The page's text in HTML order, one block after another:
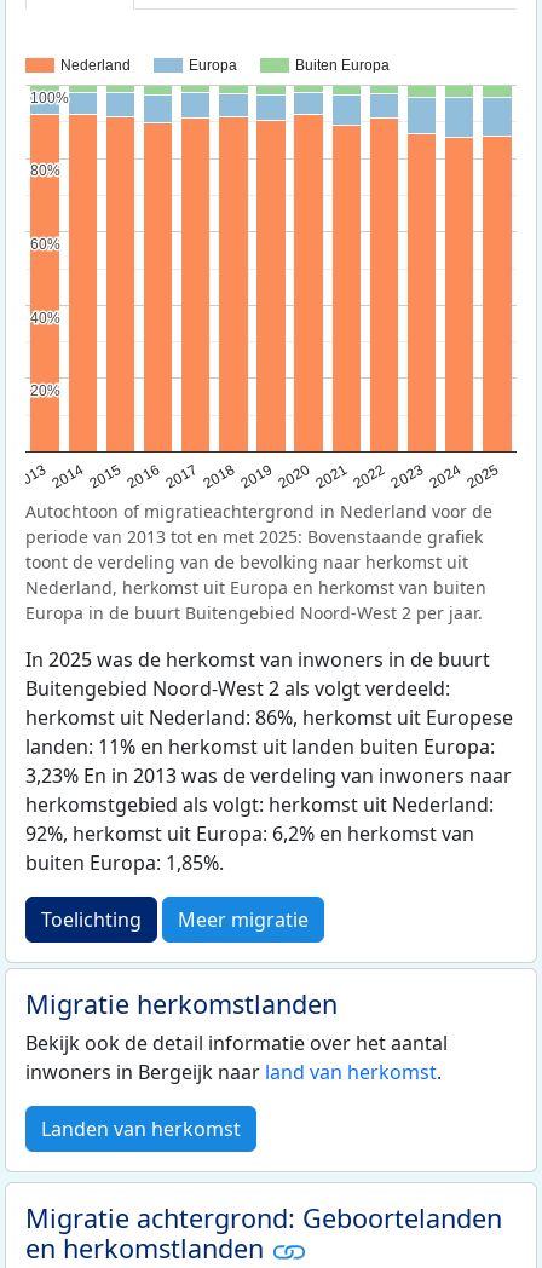
Nederland Europa Buiten Europa
20132014201520162017 20182019 202020212022202320242025
20%
20%
40%
40%
60%
60%
80%
80%
100%
100%
Autochtoon of migratieachtergrond in Nederland voor de
periode van 2013 tot en met 2025: Bovenstaande grafiek
toont de verdeling van de bevolking naar herkomst uit
Nederland, herkomst uit Europa en herkomst van buiten
Europa in de buurt Buitengebied Noord-West 2 per jaar.
In 2025 was de herkomst van inwoners in de buurt
Buitengebied Noord-West 2 als volgt verdeeld:
herkomst uit Nederland: 86%, herkomst uit Europese
landen: 11% en herkomst uit landen buiten Europa:
3,23% En in 2013 was de verdeling van inwoners naar
herkomstgebied als volgt: herkomst uit Nederland:
92%, herkomst uit Europa: 6,2% en herkomst van
buiten Europa: 1,85%.
Toelichting Meer migratie
Migratie herkomstlanden
Bekijk ook de detail informatie over het aantal
inwoners in Bergeijk naar land van herkomst.
Landen van herkomst
Migratie achtergrond: Geboortelanden
en herkomstlanden